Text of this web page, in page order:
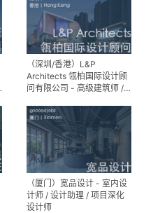
计/媒体，长期有效）
（深圳/香港）L&P
Architects 瓴柏国际设计顾
问有限公司 - 高级建筑师 /
精装设计师
（厦门）宽品设计 - 室内设
计师 / 设计助理 / 项目深化
设计师